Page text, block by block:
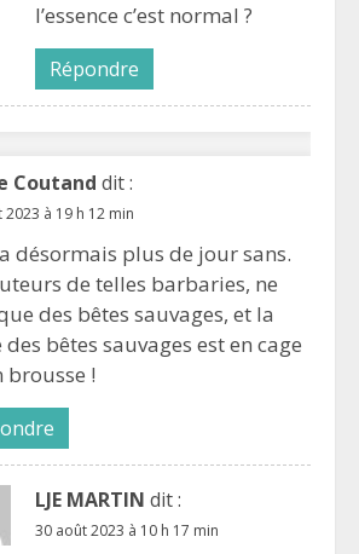
l’essence c’est normal ?
Répondre
Coutand dit :
2023 à 19 h 12 min
a désormais plus de jour sans.
de telles barbaries, ne
des bêtes sauvages, et la
des bêtes sauvages est en cage
brousse !
LJE MARTIN dit :
30 août 2023 à 10 h 17 min